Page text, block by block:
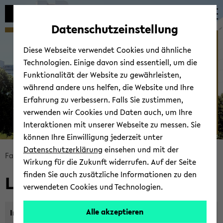
Automatische
vermeiden
zum
wechseln
zum
wechseln
zum
wechseln
Bread­
crumb
über­
sprin­
und
Fa­kul­tät für Ma­the­ma­tik Fa­kul­tät Gleich­stel­lung
© Uni­ver­si­tät Bie­le­feld
Links
In­for­ma­tio­nen zu gleich­stel­lungs­be­zo­ge­nen Maß­nah­
Datenschutzeinstellung
Diese Webseite verwendet Cookies und ähnliche
Technologien. Einige davon sind essentiell, um die
Funktionalität der Website zu gewährleisten,
während andere uns helfen, die Website und Ihre
Erfahrung zu verbessern. Falls Sie zustimmen,
verwenden wir Cookies und Daten auch, um Ihre
Interaktionen mit unserer Webseite zu messen. Sie
können Ihre Einwilligung jederzeit unter
Datenschutzerklärung einsehen und mit der
Wirkung für die Zukunft widerrufen. Auf der Seite
finden Sie auch zusätzliche Informationen zu den
verwendeten Cookies und Technologien.
Alle akzeptieren